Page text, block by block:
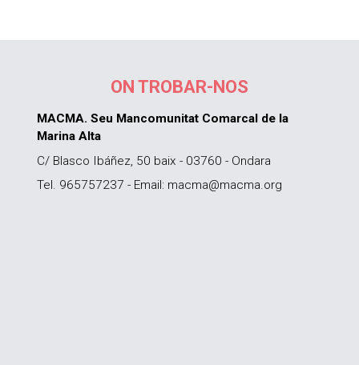
ON TROBAR-NOS
MACMA. Seu Mancomunitat Comarcal de la
Marina Alta
C/ Blasco Ibáñez, 50 baix - 03760 - Ondara
Tel. 965757237 - Email: macma@macma.org